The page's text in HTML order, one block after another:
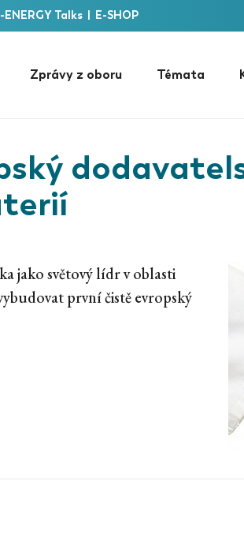
ENERGY Talks E-SHOP
Zprávy z oboru Témata
jako světový lídr v oblasti
první čistě evropský